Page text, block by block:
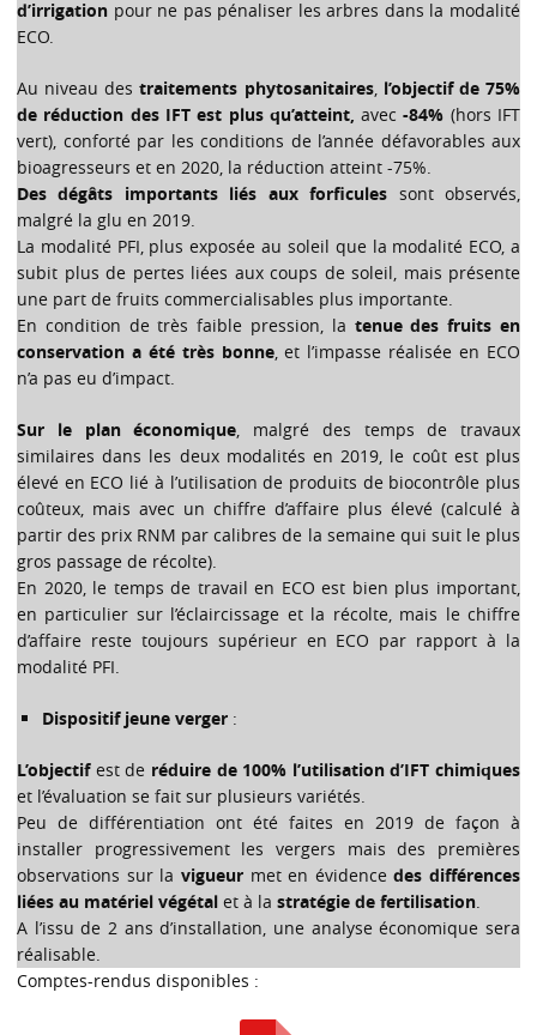
d’irrigation pour ne pas pénaliser les arbres dans la modalité
ECO.
Au niveau destraitements phytosanitaires, l’objectif de 75%
de réduction des IFT est plus qu’atteint, avec-84% (hors IFT
vert), conforté par les conditions de l’année défavorables aux
bioagresseurs et en 2020, la réduction atteint -75%.
Des dégâts importants liés aux forficules sont observés,
malgré la glu en 2019.
La modalité PFI, plus exposée au soleil que la modalité ECO, a
subit plus de pertes liées aux coups de soleil, mais présente
une part de fruits commercialisables plus importante.
En condition de très faible pression, la tenue des fruits en
conservation a été très bonne, et l’impasse réalisée en ECO
n’a pas eu d’impact.
Sur le plan économique, malgré des temps de travaux
similaires dans les deux modalités en 2019, le coût est plus
élevé en ECO lié à l’utilisation de produits de biocontrôle plus
coûteux, mais avec un chiffre d’affaire plus élevé (calculé à
partir des prix RNM par calibres de la semaine qui suit le plus
gros passage de récolte).
En 2020, le temps de travail en ECO est bien plus important,
en particulier sur l’éclaircissage et la récolte, mais le chiffre
d’affaire reste toujours supérieur en ECO par rapport à la
modalité PFI.
Dispositif jeune verger :
L’objectifest de réduire de 100% l’utilisation d’IFT chimiques
et l’évaluation se fait sur plusieurs variétés.
Peu de différentiation ont été faites en 2019 de façon à
installer progressivement les vergers mais des premières
observations sur la vigueur met en évidencedes différences
liées au matériel végétal et à la stratégie de fertilisation.
A l’issu de 2 ans d’installation, une analyse économique sera
réalisable.
Comptes-rendus disponibles :